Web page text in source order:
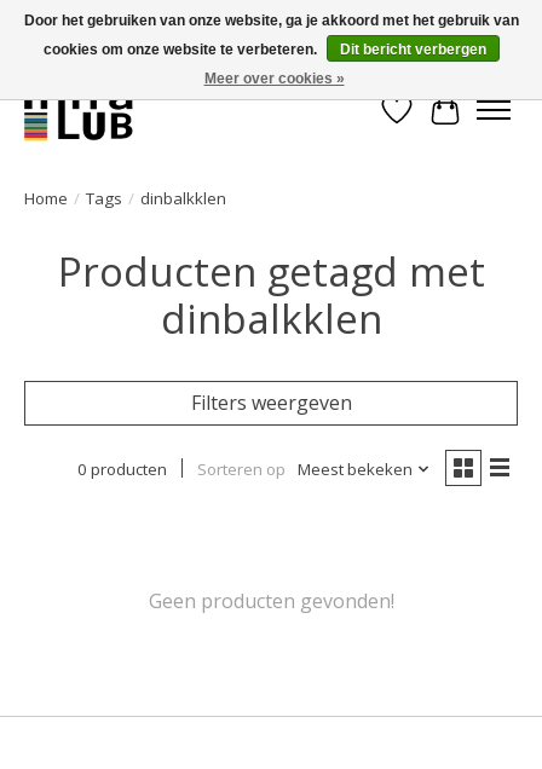
Minder stilstand, meer rendement!
Verlanglijst
Home / Tags / dinbalkklen
Producten getagd met
dinbalkklen
Filters weergeven
0 producten Sorteren op Meest bekeken
Geen producten gevonden!
Door het gebruiken van onze website, ga je akkoord met het gebruik van
cookies om onze website te verbeteren.
Dit bericht verbergen
Meer over cookies »